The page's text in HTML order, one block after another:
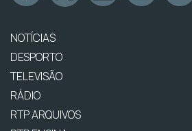
NOTÍCIAS
DESPORTO
TELEVISÃO
RÁDIO
RTP ARQUIVOS